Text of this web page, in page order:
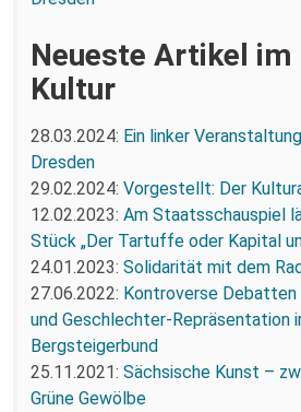
Neueste Artikel im
Kultur
28.03.2024: Ein linker
Dresden
29.02.2024: Vorgestellt: Der
12.02.2023: Am Staatsschauspiel
Stück „Der Tartuffe oder Kapital
24.01.2023: Solidarität mit dem
27.06.2022: Kontroverse Debatten
und Geschlechter-Repräsentation
Bergsteigerbund
25.11.2021: Sächsische Kunst –
Grüne Gewölbe